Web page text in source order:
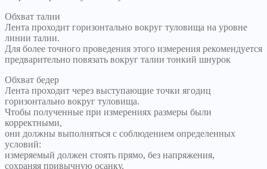
Обхват талии
Лента проходит горизонтально вокруг туловища на уровне
линии талии.
Для более точного проведения этого измерения рекомендуется
предварительно повязать вокруг талии тонкий шнурок
Обхват бедер
Лента проходит через выступающие точки ягодиц
горизонтально вокруг туловища.
Чтобы полученные при измерениях размеры были
корректными,
они должны выполняться с соблюдением определенных
условий:
измеряемый должен стоять прямо, без напряжения,
сохраняя привычную осанку.